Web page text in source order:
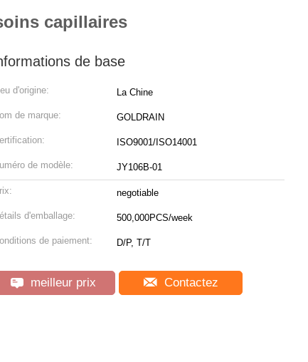
capillaires
de base
d'origine: La Chine
de marque: GOLDRAIN
ISO9001/ISO14001
de modèle: JY106B-01
negotiable
d'emballage: 500,000PCS/week
de paiement: D/P, T/T
meilleur prix Contactez